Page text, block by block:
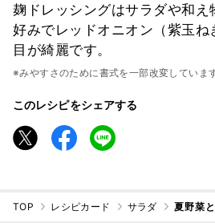
麹ドレッシングはサラダや和え
好みでレッドオニオン（紫玉ね
目が綺麗です。
※みやすさのために書式を一部改変しています
このレシピをシェアする
TOP レシピカード サラダ 夏野菜